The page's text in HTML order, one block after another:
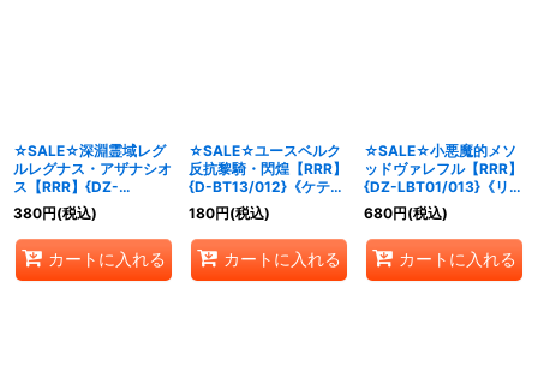
☆SALE☆深淵霊域レグ
ルレグナス・アザナシオ
ス【RRR】{DZ-
BT12/015}《ストイケイ
ア》
380円(税込)
カートに入れる
☆SALE☆ユースベルク
反抗黎騎・閃煌【RRR】
{D-BT13/012}《ケテル
サンクチュアリ》
180円(税込)
カートに入れる
☆SALE☆小悪魔的メソ
ッドヴァレフル【RRR】
{DZ-LBT01/013}《リリ
カルモナステリオ》
680円(税込)
カートに入れる